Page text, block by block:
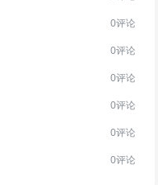
0评论
0评论
0评论
0评论
0评论
0评论